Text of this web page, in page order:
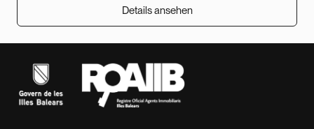
Details ansehen
Details ansehen